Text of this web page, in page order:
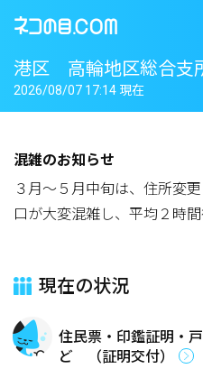
港区 高輪地区総合支
2026/08/07 17:14 現在
混雑のお知らせ
３月～５月中旬は、住所変
口が大変混雑し、平均２時間
現在の状況
住民票・印鑑証明・
ど （証明交付）